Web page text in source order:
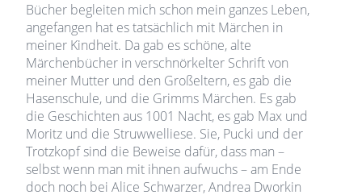
Bücher begleiten mich schon mein ganzes Leben,
angefangen hat es tatsächlich mit Märchen in
meiner Kindheit. Da gab es schöne, alte
Märchenbücher in verschnörkelter Schrift von
meiner Mutter und den Großeltern, es gab die
Hasenschule, und die Grimms Märchen. Es gab
die Geschichten aus 1001 Nacht, es gab Max und
Moritz und die Struwwelliese. Sie, Pucki und der
Trotzkopf sind die Beweise dafür, dass man –
selbst wenn man mit ihnen aufwuchs – am Ende
doch noch bei Alice Schwarzer, Andrea Dworkin